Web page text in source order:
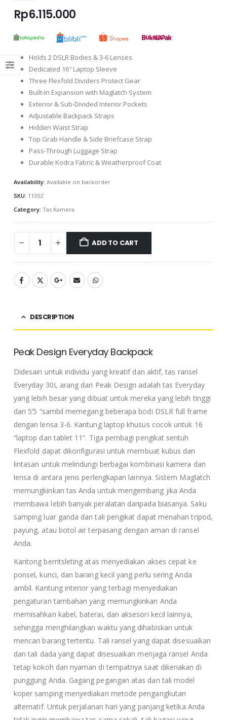
Rp6.115.000
Holds 2 DSLR Bodies & 3-6 Lenses
Dedicated 16″ Laptop Sleeve
Three Flexfold Dividers Protect Gear
Built-In Expansion with Maglatch System
Exterior & Sub-Divided Interior Pockets
Adjustable Backpack Straps
Hidden Waist Strap
Top Grab Handle & Side Briefcase Strap
Pass-Through Luggage Strap
Durable Kodra Fabric & Weatherproof Coat
Availability: Available on backorder
SKU: 11302
Category: Tas Kamera
ADD TO CART
DESCRIPTION
Peak Design Everyday Backpack
Didesain untuk individu yang kreatif dan aktif, tas ransel
Everyday 30L arang dari Peak Design adalah tas Everyday
yang lebih besar yang dibuat untuk mereka yang lebih tinggi
dari 5’5 “sambil memegang beberapa bodi DSLR full frame
dengan lensa 3-6. Kantung laptop khusus cocok untuk 16
“laptop dan tablet 11”. Tiga pembagi pengikat sentuh
Flexfold dapat dikonfigurasi untuk membuat kubus dan
lintasan untuk melindungi berbagai kombinasi kamera dan
lensa di antara jenis perlengkapan lainnya. Sistem Maglatch
memungkinkan tas Anda untuk mengembang jika Anda
membawa lebih banyak peralatan daripada biasanya. Saku
samping luar ganda dan tali pengikat dapat menahan tripod,
payung, atau botol air terpasang dengan aman di ransel
Anda.
Kantong berritsleting atas menyediakan akses cepat ke
ponsel, kunci, dan barang kecil yang perlu sering Anda
ambil. Kantung interior yang terbagi menyediakan
pengaturan tambahan yang memungkinkan Anda
memisahkan kabel, baterai, dan aksesori kecil lainnya,
sehingga menghilangkan waktu yang dihabiskan untuk
mencari barang tertentu. Tali ransel yang dapat disesuaikan
dan tali dada yang dapat disesuaikan menjaga ransel Anda
tetap kokoh dan nyaman di tempatnya saat dikenakan di
punggung Anda. Gagang pegangan atas dan tali model
koper samping menyediakan metode pengangkutan
alternatif. Untuk perjalanan hari yang panjang ketika Anda